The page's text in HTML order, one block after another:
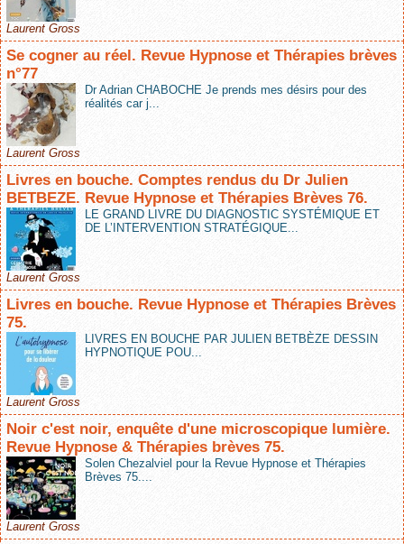
Laurent Gross
Se cogner au réel. Revue Hypnose et Thérapies brèves
n°77
Dr Adrian CHABOCHE Je prends mes désirs pour des
réalités car j...
Laurent Gross
Livres en bouche. Comptes rendus du Dr Julien
BETBEZE. Revue Hypnose et Thérapies Brèves 76.
LE GRAND LIVRE DU DIAGNOSTIC SYSTÉMIQUE ET
DE L’INTERVENTION STRATÉGIQUE...
Laurent Gross
Livres en bouche. Revue Hypnose et Thérapies Brèves
75.
LIVRES EN BOUCHE PAR JULIEN BETBÈZE DESSIN
HYPNOTIQUE POU...
Laurent Gross
Noir c'est noir, enquête d'une microscopique lumière.
Revue Hypnose & Thérapies brèves 75.
Solen Chezalviel pour la Revue Hypnose et Thérapies
Brèves 75....
Laurent Gross